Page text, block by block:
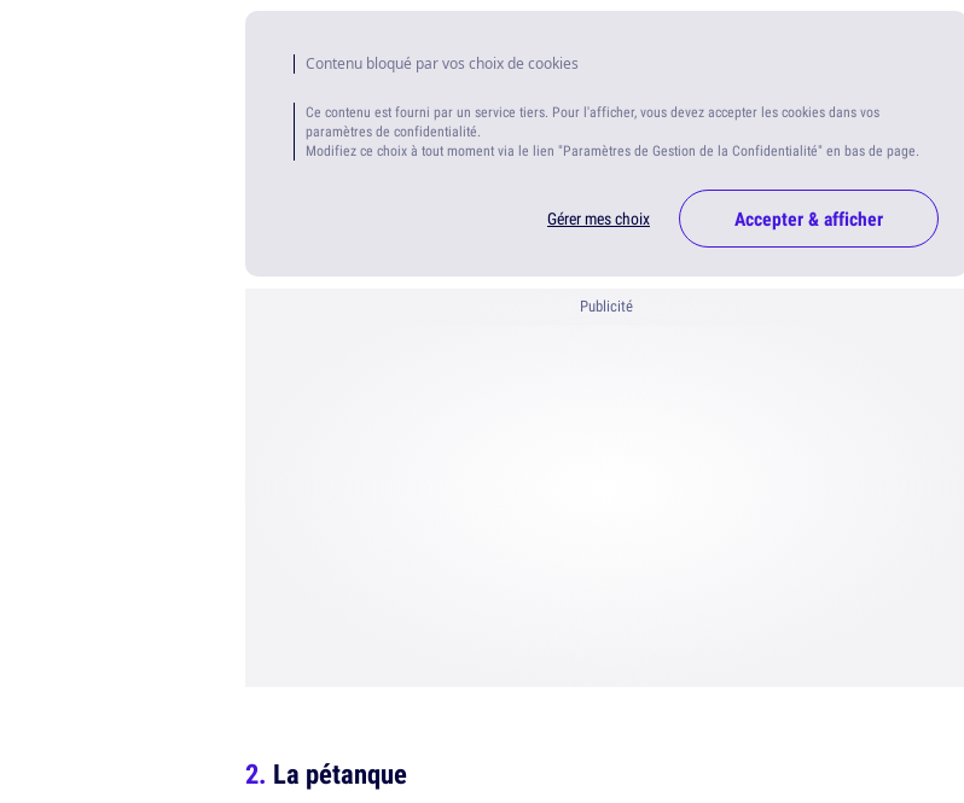
Contenu bloqué par vos choix de cookies
Ce contenu est fourni par un service tiers. Pour l'afficher, vous devez accepter les cookies dans vos
paramètres de confidentialité.
Modifiez ce choix à tout moment via le lien "Paramètres de Gestion de la Confidentialité" en bas de page.
Gérer mes choix Accepter & afficher
Publicité
La pétanque